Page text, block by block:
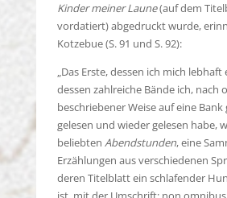
Kinder meiner Laune(auf dem
vordatiert) abgedruckt wurde,
Kotzebue (S. 91 und S. 92):
„Das Erste, dessen ich mich
dessen zahlreiche Bände ich, nach
beschriebener Weise auf eine Bank
gelesen und wieder gelesen habe,
beliebten Abendstunden, eine
Erzählungen aus verschiedenen
deren Titelblatt ein schlafender